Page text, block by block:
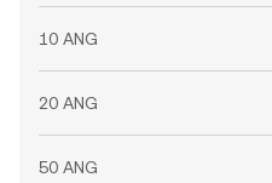
10 ANG
20 ANG
50 ANG